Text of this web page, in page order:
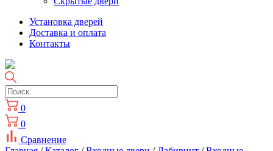
Установка дверей
Доставка и оплата
Контакты
0
0
Сравнение